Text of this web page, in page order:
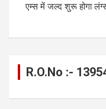
एम्स में जल्द शुरू होगा लंग्स
R.O.No :-